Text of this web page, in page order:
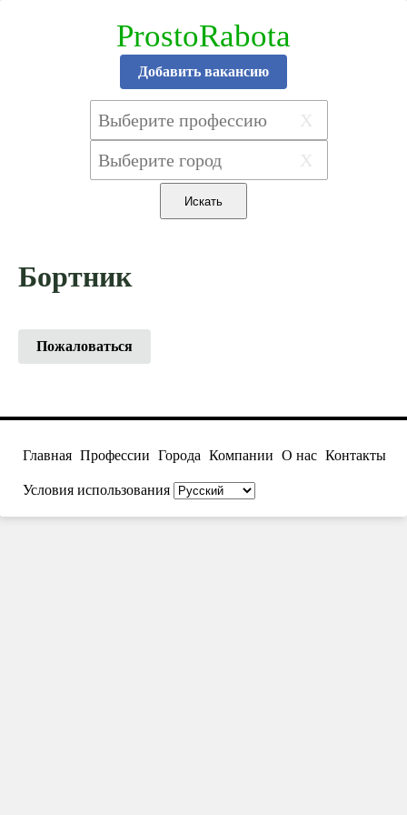
ProstoRabota
Добавить вакансию
X
X
Бортник
Пожаловаться
Главная Профессии Города Компании О нас Контакты
Условия использования